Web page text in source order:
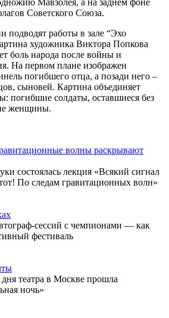
Советского Союза.
подводят работы в зале “Эхо
художника Виктора Попкова
боль народа после войны и
На первом плане изображен
погибшего отца, а позади него –
сыновей. Картина объединяет
погибшие солдаты, оставшиеся без
женщины.
волны раскрывают
состоялась лекция «Всякий сигнал
По следам гравитационных волн»
сессий с чемпионами — как
фестиваль
театра в Москве прошла
ночь»